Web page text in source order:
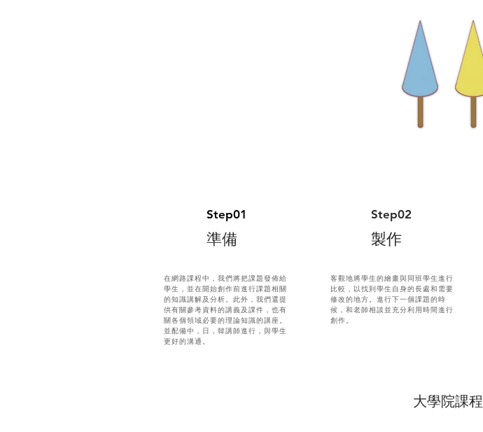
Step01
準備
Step02
製作
在網路課程中，我們將把課題發佈給
學生，並在開始創作前進行課題相關
的知識講解及分析。此外，我們還提
供有關參考資料的講義及課件，也有
關各個領域必要的理論知識的講座。
並配備中，日，韓講師進行，與學生
更好的溝通。
客觀地將學生的繪畫與同班學生進行
比較，以找到學生自身的長處和需要
修改的地方。進行下一個課題的時
候，和老師相談並充分利用時間進行
創作。
​大學院課程